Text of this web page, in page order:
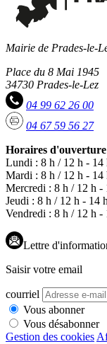
Mairie de Prades-le-
Place du 8 Mai 1945
34730 Prades-le-Lez
04 99 62 26 00
04 67 59 56 27
Horaires d'ouverture
Lundi : 8 h / 12 h - 14
Mardi : 8 h / 12 h - 14
Mercredi : 8 h / 12 h -
Jeudi : 8 h / 12 h - 14
Vendredi : 8 h / 12 h -
Lettre
Saisir votre email
courriel
Vous abonner
Vous désabonner
Gestion des cookies